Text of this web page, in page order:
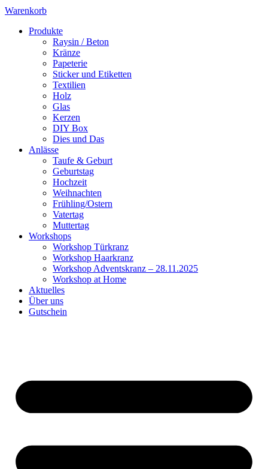
Warenkorb
Produkte
Raysin / Beton
Kränze
Papeterie
Sticker und Etiketten
Textilien
Holz
Glas
Kerzen
DIY Box
Dies und Das
Anlässe
Taufe & Geburt
Geburtstag
Hochzeit
Weihnachten
Frühling/Ostern
Vatertag
Muttertag
Workshops
Workshop Türkranz
Workshop Haarkranz
Workshop Adventskranz – 28.11.2025
Workshop at Home
Aktuelles
Über uns
Gutschein